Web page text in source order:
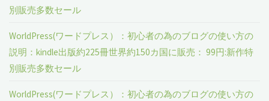
別販売多数セール
WorldPress(ワードプレス）：初心者の為のブログの使い方の
説明：kindle出版約225冊世界約150カ国に販売： 99円:新作特
別販売多数セール
WorldPress(ワードプレス）：初心者の為のブログの使い方の